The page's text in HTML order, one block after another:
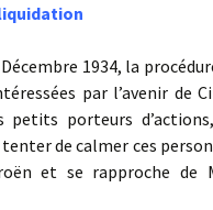
1934, la procédure
par l’avenir de
petits porteurs
de calmer ces
et se rapproche de